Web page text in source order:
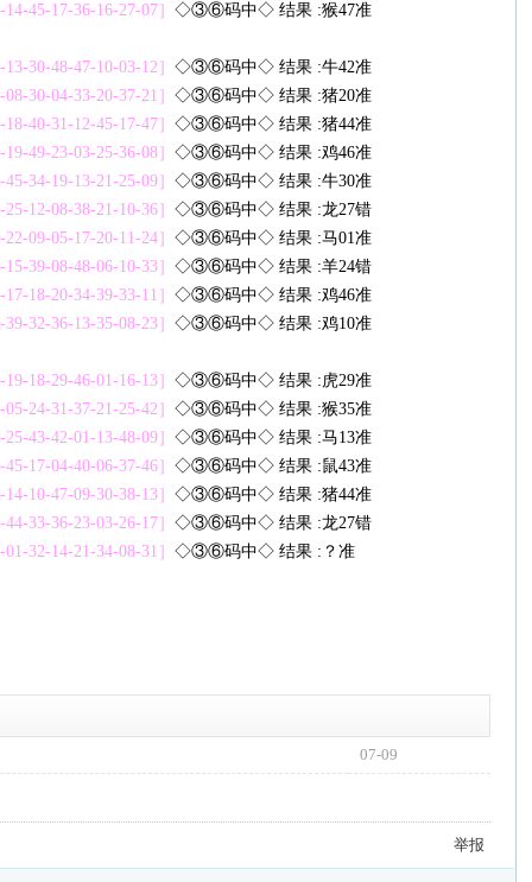
14-45-17-36-16-27-07］◇③⑥码中◇ 结果 :猴47准
13-30-48-47-10-03-12］◇③⑥码中◇ 结果 :牛42准
08-30-04-33-20-37-21］◇③⑥码中◇ 结果 :猪20准
18-40-31-12-45-17-47］◇③⑥码中◇ 结果 :猪44准
19-49-23-03-25-36-08］◇③⑥码中◇ 结果 :鸡46准
45-34-19-13-21-25-09］◇③⑥码中◇ 结果 :牛30准
25-12-08-38-21-10-36］◇③⑥码中◇ 结果 :龙27错
22-09-05-17-20-11-24］◇③⑥码中◇ 结果 :马01准
15-39-08-48-06-10-33］◇③⑥码中◇ 结果 :羊24错
17-18-20-34-39-33-11］◇③⑥码中◇ 结果 :鸡46准
39-32-36-13-35-08-23］◇③⑥码中◇ 结果 :鸡10准
19-18-29-46-01-16-13］◇③⑥码中◇ 结果 :虎29准
05-24-31-37-21-25-42］◇③⑥码中◇ 结果 :猴35准
25-43-42-01-13-48-09］◇③⑥码中◇ 结果 :马13准
45-17-04-40-06-37-46］◇③⑥码中◇ 结果 :鼠43准
14-10-47-09-30-38-13］◇③⑥码中◇ 结果 :猪44准
44-33-36-23-03-26-17］◇③⑥码中◇ 结果 :龙27错
01-32-14-21-34-08-31］◇③⑥码中◇ 结果 :？准
07-09
举报